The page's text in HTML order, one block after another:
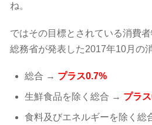
ね。
ではその目標とされている消費
総務省が発表した2017年10月の
総合 → プラス0.7%
生鮮食品を除く総合 → プラ
食料及びエネルギーを除く総